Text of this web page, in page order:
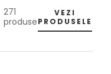
271
produse
VEZI
PRODUSELE